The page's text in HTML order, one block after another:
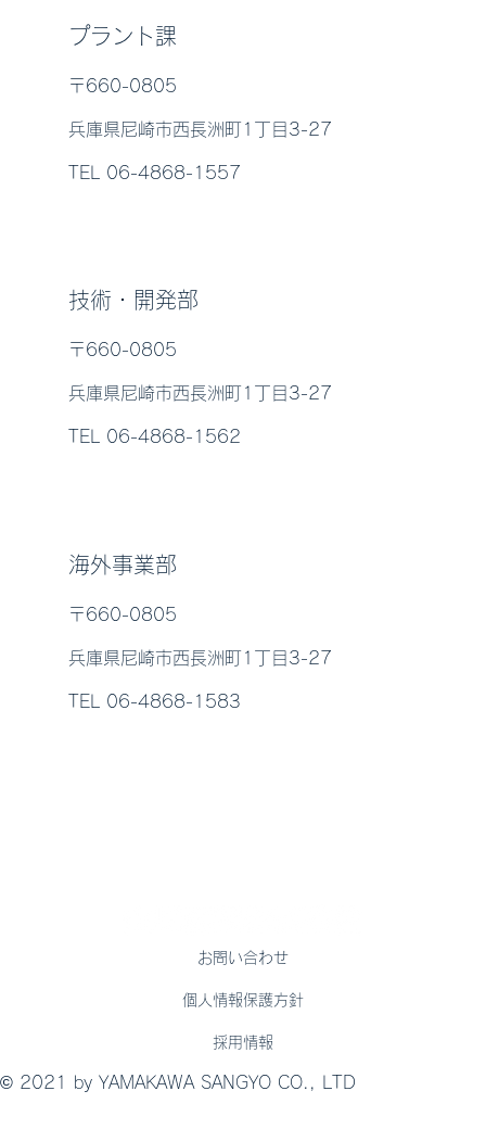
プラント課
〒660-0805
兵庫県尼崎市西長洲町1丁目3-27
TEL 06-4868-1557
技術・開発部
〒660-0805
兵庫県尼崎市西長洲町1丁目3-27
TEL 06-4868-1562
海外事業部
〒660-0805
兵庫県尼崎市西長洲町1丁目3-27
TEL 06-4868-1583
© 2021 by YAMAKAWA SANGYO CO., LTD
お問い合わせ
個人情報保護方針
採用情報